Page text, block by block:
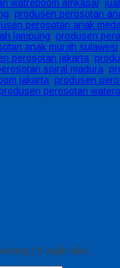
watreboom amkasar,
, produsen perosotan
perosotan anak
lampung, produsen
anak murah sulawesi,
perosotan jakarta,
spiral madura,
jakarta, produsen
produsen perosotan
(*) wajib diisi.